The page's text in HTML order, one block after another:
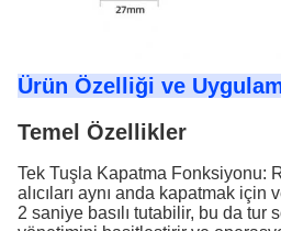
Ürün Özelliği ve
Temel Özellikler
Tek Tuşla Kapatma Fonksiyonu:
alıcıları aynı anda kapatmak
2 saniye basılı tutabilir, bu da tur